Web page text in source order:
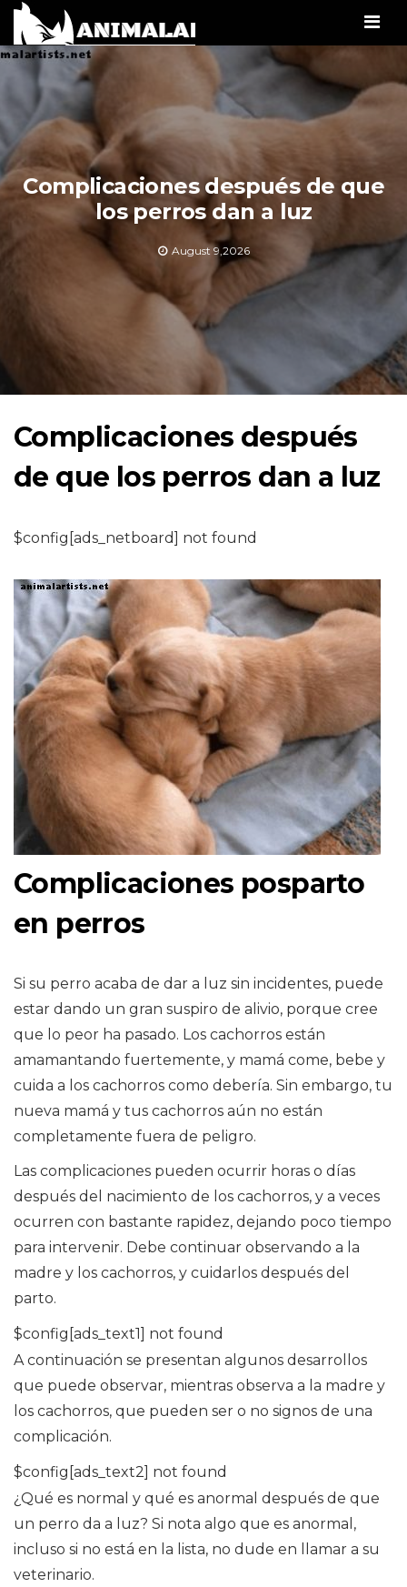
Complicaciones después de que
los perros dan a luz
August 9,2026
Complicaciones después
de que los perros dan a luz
$config[ads_netboard] not found
Complicaciones posparto
en perros
Si su perro acaba de dar a luz sin incidentes, puede
estar dando un gran suspiro de alivio, porque cree
que lo peor ha pasado. Los cachorros están
amamantando fuertemente, y mamá come, bebe y
cuida a los cachorros como debería. Sin embargo, tu
nueva mamá y tus cachorros aún no están
completamente fuera de peligro.
Las complicaciones pueden ocurrir horas o días
después del nacimiento de los cachorros, y a veces
ocurren con bastante rapidez, dejando poco tiempo
para intervenir. Debe continuar observando a la
madre y los cachorros, y cuidarlos después del
parto.
$config[ads_text1] not found
A continuación se presentan algunos desarrollos
que puede observar, mientras observa a la madre y
los cachorros, que pueden ser o no signos de una
complicación.
$config[ads_text2] not found
¿Qué es normal y qué es anormal después de que
un perro da a luz? Si nota algo que es anormal,
incluso si no está en la lista, no dude en llamar a su
veterinario.